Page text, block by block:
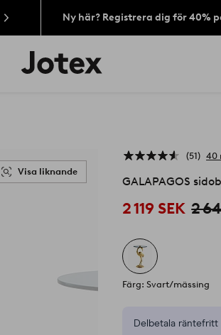
Ny här? Registrera dig för 40%
Jotex
logotyp
Visa liknande
51 40
GALAPAGOS
2 119 SEK 2
Färg: Svart/mässing
Delbetala